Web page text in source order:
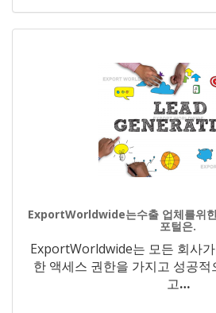
ExportWorldwide는수출 업체를위
포털은.
ExportWorldwide는 모든 회사
한 액세스 권한을 가지고 성공
고…